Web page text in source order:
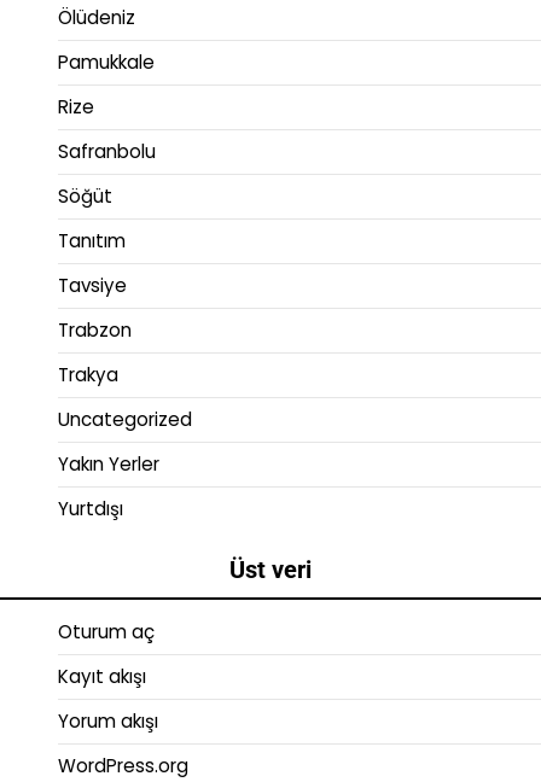
Ölüdeniz
Pamukkale
Rize
Safranbolu
Söğüt
Tanıtım
Tavsiye
Trabzon
Trakya
Uncategorized
Yakın Yerler
Yurtdışı
Üst veri
Oturum aç
Kayıt akışı
Yorum akışı
WordPress.org